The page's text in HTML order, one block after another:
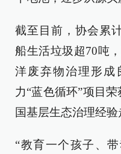
截至目前，协会累
船生活垃圾超70吨
洋废弃物治理形成
力“蓝色循环”项目
国基层生态治理经验
“教育一个孩子、